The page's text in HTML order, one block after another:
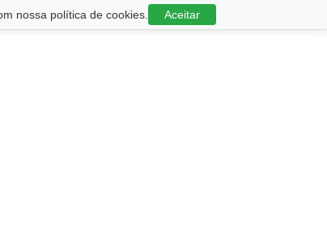
nossa política de cookies. Aceitar